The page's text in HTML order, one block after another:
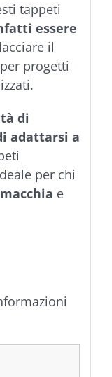
tappeti
essere
il
progetti
di
adattarsi a
per chi
e